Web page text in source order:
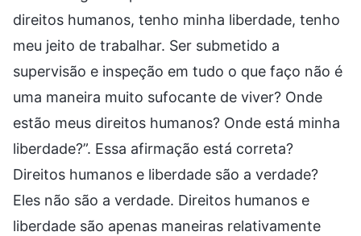
direitos humanos, tenho minha liberdade, tenho
meu jeito de trabalhar. Ser submetido a
supervisão e inspeção em tudo o que faço não é
uma maneira muito sufocante de viver? Onde
estão meus direitos humanos? Onde está minha
liberdade?”. Essa afirmação está correta?
Direitos humanos e liberdade são a verdade?
Eles não são a verdade. Direitos humanos e
liberdade são apenas maneiras relativamente